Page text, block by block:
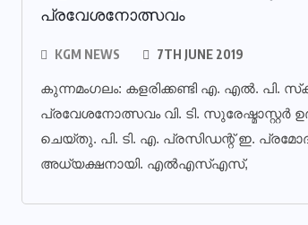
പ്രവേശനോത്സവം
KGM NEWS 7TH JUNE 2019
കുന്നമംഗലം: കളരിക്കണ്ടി എ. എല്‍. പി.
പ്രവേശനോത്സവം വി. ടി. സുരേഷ്മാസ്റ്റര്‍
ചെയ്തു. പി. ടി. എ. പ്രസിഡന്റ് ഇ.
അധ്യക്ഷനായി. എല്‍എസ്എസ്,